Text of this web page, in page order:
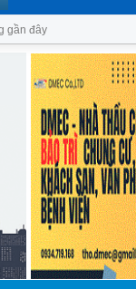
gần đây